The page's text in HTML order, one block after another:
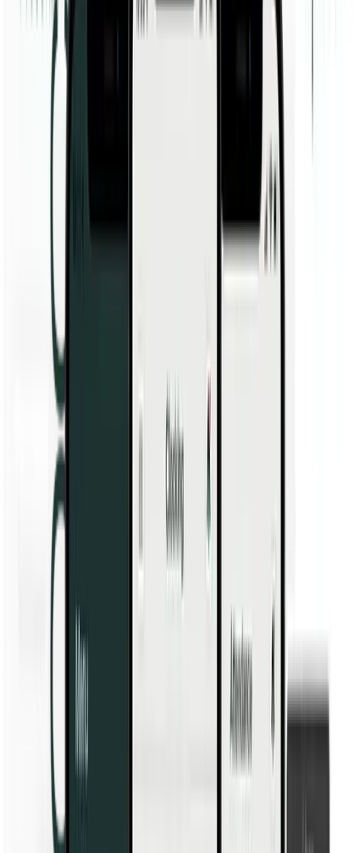
TM Clock + TM Cloud
Abbini il Suo Cloud a rilevatori di presenze progettati con cura per
timbrare facilmente in sede.
Pianificazione
Geolocalizzazione
Shopping
Prezzi
Risorse
Leggete le storie dei nostri clienti, gli articoli del blog e le guide.
Storie di clienti
Cosa dicono i nostri clienti.
Approfondimenti, consigli e idee relativi alla rilevazione presenza, e
alla gestione della forza lavoro.
Domande frequenti
Trova le risposte alle domande più frequenti.
Support Centre